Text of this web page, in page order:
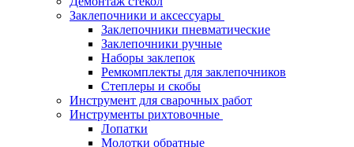
Заклепочники и аксессуары
Заклепочники пневматические
Заклепочники ручные
Наборы заклепок
Ремкомплекты для заклепочников
Степлеры и скобы
Инструмент для сварочных работ
Инструменты рихтовочные
Лопатки
Молотки обратные